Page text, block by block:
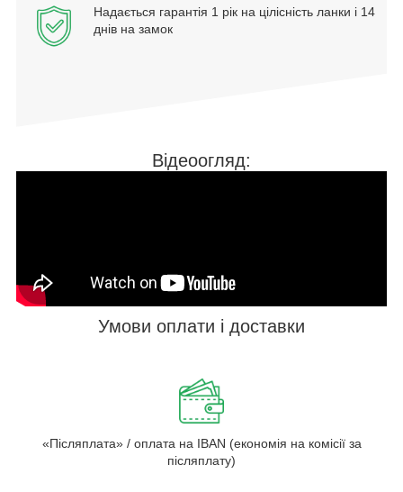
Надається гарантія 1 рік на цілісність ланки і 14
днів на замок
Відеоогляд:
Умови оплати і доставки
«Післяплата» / оплата на IBAN (економія на комісії за
післяплату)